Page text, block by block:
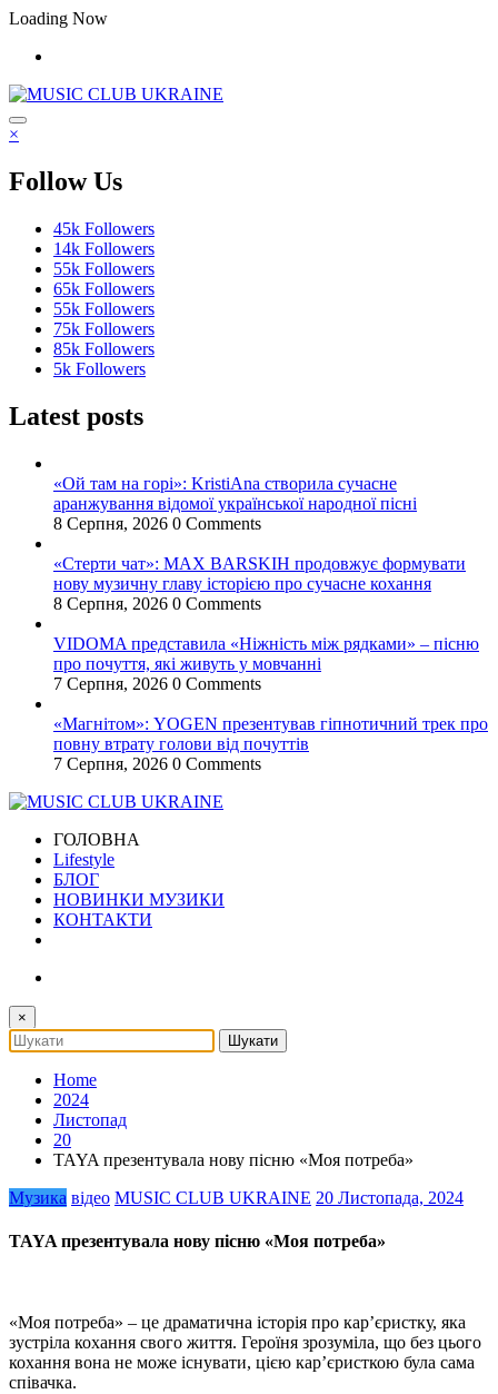
Перейти
контенту
Loading Now
×
Follow Us
45k Followers
14k Followers
55k Followers
65k Followers
55k Followers
75k Followers
85k Followers
5k Followers
Latest posts
«Ой там на горі»: KristiAna створила сучасне
аранжування відомої української народної пісні
8 Серпня, 2026 0 Comments
«Стерти чат»: MAX BARSKIH продовжує формувати
нову музичну главу історією про сучасне кохання
8 Серпня, 2026 0 Comments
VIDOMA представила «Ніжність між рядками» – пісню
про почуття, які живуть у мовчанні
7 Серпня, 2026 0 Comments
«Магнітом»: YOGEN презентував гіпнотичний трек про
повну втрату голови від почуттів
7 Серпня, 2026 0 Comments
ГОЛОВНА
Lifestyle
БЛОГ
НОВИНКИ МУЗИКИ
КОНТАКТИ
×
Home
2024
Листопад
20
TAYA презентувала нову пісню «Моя потреба»
Музика відео MUSIC CLUB UKRAINE 20 Листопада, 2024
TAYA презентувала нову пісню «Моя потреба»
«Моя потреба» – це драматична історія про карʼєристку, яка
зустріла кохання свого життя. Героїня зрозуміла, що без цього
кохання вона не може існувати, цією кар’єристкою була сама
співачка.